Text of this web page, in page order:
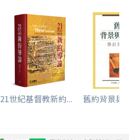
21世紀基督教新約... 舊約背景與